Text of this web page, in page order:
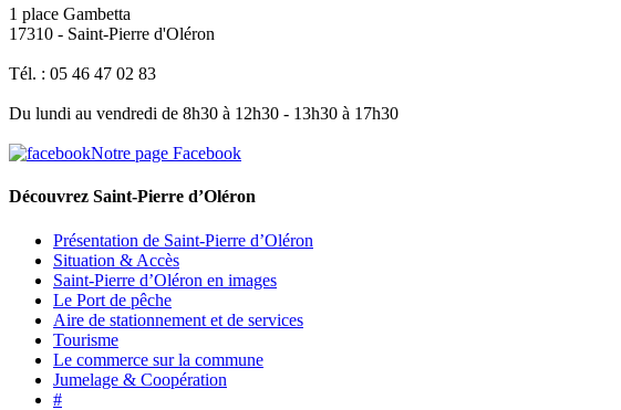
1 place Gambetta
17310 - Saint-Pierre d'Oléron
Tél. : 05 46 47 02 83
Du lundi au vendredi de 8h30 à 12h30 - 13h30 à 17h30
Notre page Facebook
Découvrez Saint-Pierre d’Oléron
Présentation de Saint-Pierre d’Oléron
Situation & Accès
Saint-Pierre d’Oléron en images
Le Port de pêche
Aire de stationnement et de services
Tourisme
Le commerce sur la commune
Jumelage & Coopération
#